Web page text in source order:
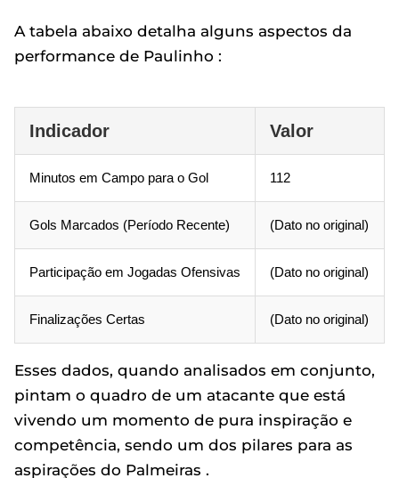
A tabela abaixo detalha alguns aspectos da
performance de Paulinho :
Indicador Valor
Minutos em Campo para o Gol 112
Gols Marcados (Período Recente) (Dato no original)
Participação em Jogadas Ofensivas (Dato no original)
Finalizações Certas (Dato no original)
Esses dados, quando analisados em conjunto,
pintam o quadro de um atacante que está
vivendo um momento de pura inspiração e
competência, sendo um dos pilares para as
aspirações do Palmeiras .